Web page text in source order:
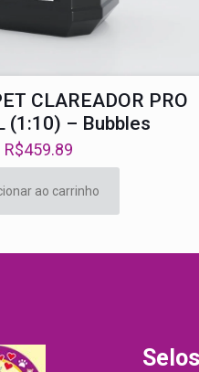
CLAREADOR PRO
(1:10) – Bubbles
R$459.89
ao carrinho